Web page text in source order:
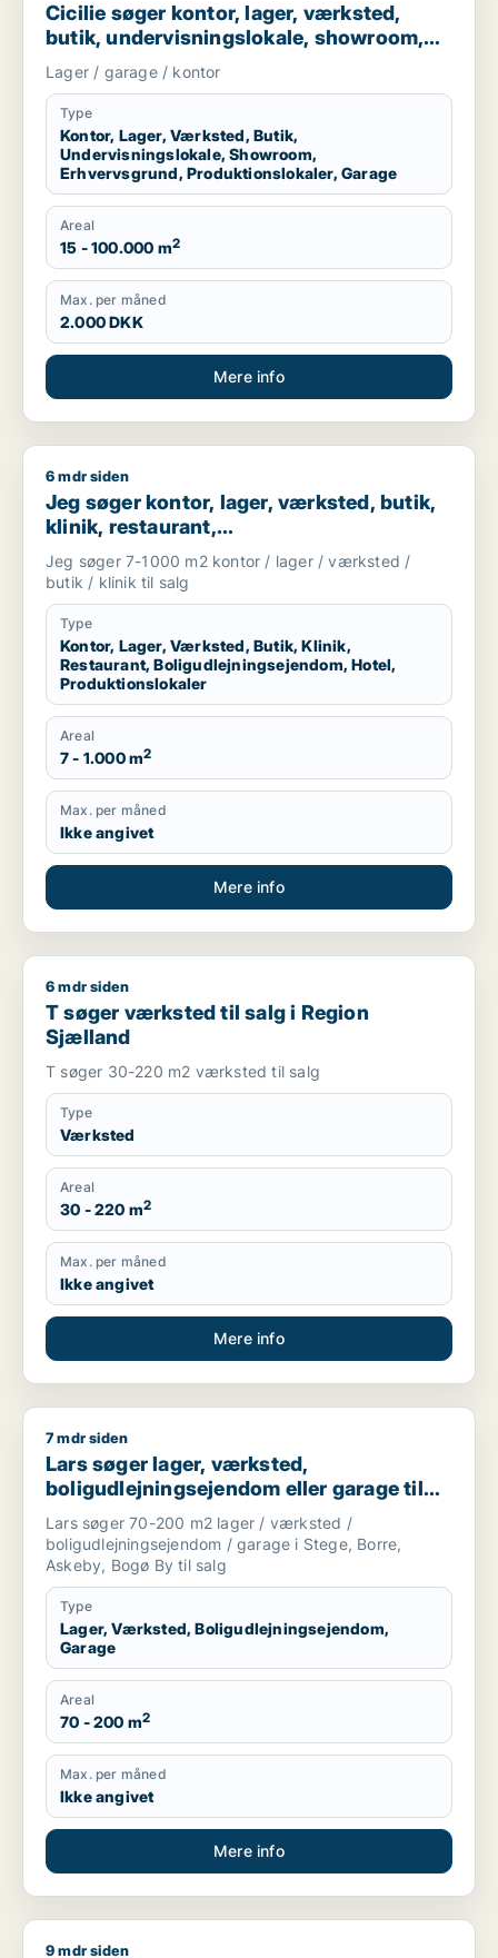
Cicilie søger kontor, lager, værksted,
butik, undervisningslokale, showroom,
erhvervsgrund, produktionslokaler eller
garage til leje i Region Sjælland eller
Nordsjælland
Lager / garage / kontor
Type
Kontor, Lager, Værksted, Butik,
Undervisningslokale, Showroom,
Erhvervsgrund, Produktionslokaler, Garage
Areal
15 - 100.000 m2
Max. per måned
2.000 DKK
Mere info
Jeg søger kontor, lager, værksted, butik, klinik, restaurant,
6 mdr siden
Jeg søger kontor, lager, værksted, butik,
klinik, restaurant,
boligudlejningsejendom, hotel eller
produktionslokaler til salg i Vordingborg,
Guldborgsund eller Lolland
Jeg søger 7-1000 m2 kontor / lager / værksted /
butik / klinik til salg
Type
Kontor, Lager, Værksted, Butik, Klinik,
Restaurant, Boligudlejningsejendom, Hotel,
Produktionslokaler
Areal
7 - 1.000 m2
Max. per måned
Ikke angivet
Mere info
T søger værksted til salg i Region Sjælland
6 mdr siden
T søger værksted til salg i Region
Sjælland
T søger 30-220 m2 værksted til salg
Type
Værksted
Areal
30 - 220 m2
Max. per måned
Ikke angivet
Mere info
Lars søger lager, værksted, boligudlejningsejendom eller
7 mdr siden
Lars søger lager, værksted,
boligudlejningsejendom eller garage til
salg i Stege, Borre eller Askeby m.fl.
Lars søger 70-200 m2 lager / værksted /
boligudlejningsejendom / garage i Stege, Borre,
Askeby, Bogø By til salg
Type
Lager, Værksted, Boligudlejningsejendom,
Garage
Areal
70 - 200 m2
Max. per måned
Ikke angivet
Mere info
Hans søger kontor, lager, værksted, butik, klinik,
9 mdr siden